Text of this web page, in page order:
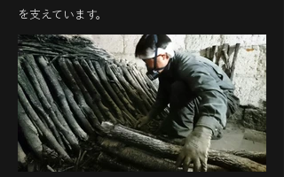
を支えています。